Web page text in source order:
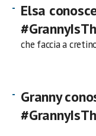
Elsa
che faccia a
Granny